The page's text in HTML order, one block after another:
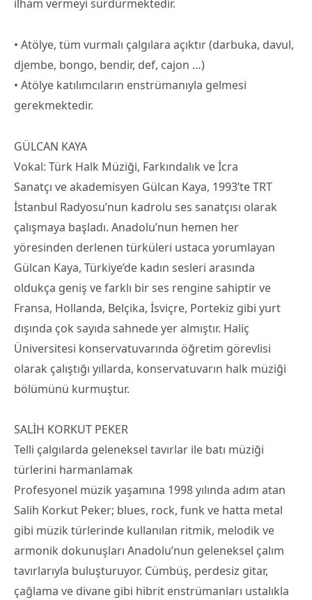
ilham vermeyi sürdürmektedir.
• Atölye, tüm vurmalı çalgılara açıktır (darbuka, davul,
djembe, bongo, bendir, def, cajon …)
• Atölye katılımcıların enstrümanıyla gelmesi
gerekmektedir.​
​GÜLCAN KAYA
Vokal: Türk Halk Müziği, Farkındalık ve İcra
Sanatçı ve akademisyen Gülcan Kaya, 1993’te TRT
İstanbul Radyosu’nun kadrolu ses sanatçısı olarak
çalışmaya başladı. Anadolu’nun hemen her
yöresinden derlenen türküleri ustaca yorumlayan
Gülcan Kaya, Türkiye’de kadın sesleri arasında
oldukça geniş ve farklı bir ses rengine sahiptir ve
Fransa, Hollanda, Belçika, İsviçre, Portekiz gibi yurt
dışında çok sayıda sahnede yer almıştır. Haliç
Üniversitesi konservatuvarında öğretim görevlisi
olarak çalıştığı yıllarda, konservatuvarın halk müziği
bölümünü kurmuştur.
​SALİH KORKUT PEKER
Telli çalgılarda geleneksel tavırlar ile batı müziği
türlerini harmanlamak
Profesyonel müzik yaşamına 1998 yılında adım atan
Salih Korkut Peker; blues, rock, funk ve hatta metal
gibi müzik türlerinde kullanılan ritmik, melodik ve
armonik dokunuşları Anadolu’nun geleneksel çalım
tavırlarıyla buluşturuyor. Cümbüş, perdesiz gitar,
çağlama ve divane gibi hibrit enstrümanları ustalıkla